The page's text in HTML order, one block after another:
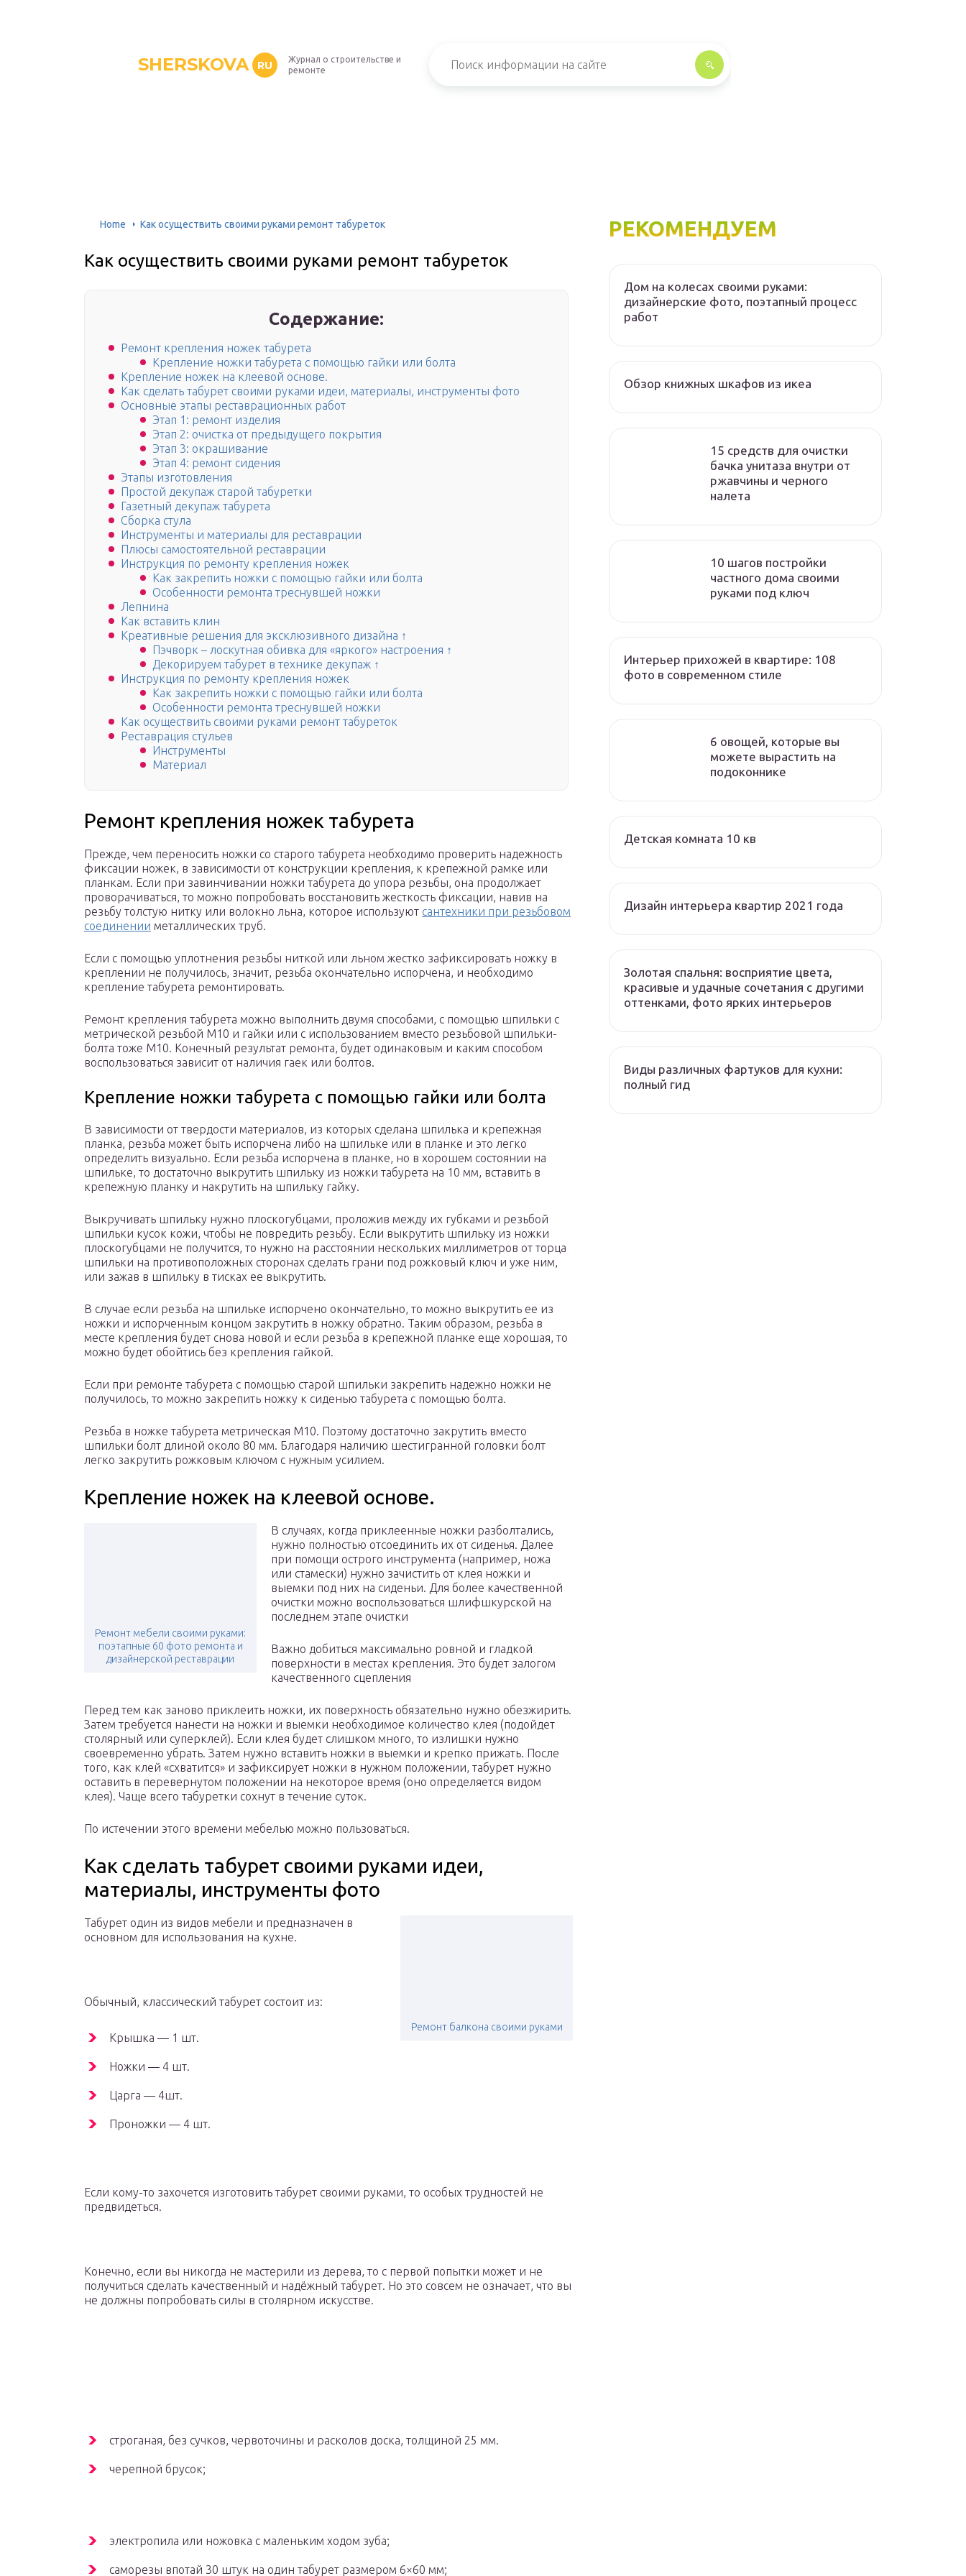
SHERSKOVA RU
Журнал о строительстве и
ремонте
Home Как осуществить своими руками ремонт табуреток
Как осуществить своими руками ремонт табуреток
Содержание:
Ремонт крепления ножек табурета
Крепление ножки табурета с помощью гайки или болта
Крепление ножек на клеевой основе.
Как сделать табурет своими руками идеи, материалы, инструменты фото
Основные этапы реставрационных работ
Этап 1: ремонт изделия
Этап 2: очистка от предыдущего покрытия
Этап 3: окрашивание
Этап 4: ремонт сидения
Этапы изготовления
Простой декупаж старой табуретки
Газетный декупаж табурета
Сборка стула
Инструменты и материалы для реставрации
Плюсы самостоятельной реставрации
Инструкция по ремонту крепления ножек
Как закрепить ножки с помощью гайки или болта
Особенности ремонта треснувшей ножки
Лепнина
Как вставить клин
Креативные решения для эксклюзивного дизайна ↑
Пэчворк – лоскутная обивка для «яркого» настроения ↑
Декорируем табурет в технике декупаж ↑
Инструкция по ремонту крепления ножек
Как закрепить ножки с помощью гайки или болта
Особенности ремонта треснувшей ножки
Как осуществить своими руками ремонт табуреток
Реставрация стульев
Инструменты
Материал
Ремонт крепления ножек табурета
Прежде, чем переносить ножки со старого табурета необходимо проверить надежность
фиксации ножек, в зависимости от конструкции крепления, к крепежной рамке или
планкам. Если при завинчивании ножки табурета до упора резьбы, она продолжает
проворачиваться, то можно попробовать восстановить жесткость фиксации, навив на
резьбу толстую нитку или волокно льна, которое используют сантехники при резьбовом
соединении металлических труб.
Если с помощью уплотнения резьбы ниткой или льном жестко зафиксировать ножку в
креплении не получилось, значит, резьба окончательно испорчена, и необходимо
крепление табурета ремонтировать.
Ремонт крепления табурета можно выполнить двумя способами, с помощью шпильки с
метрической резьбой М10 и гайки или с использованием вместо резьбовой шпильки-
болта тоже М10. Конечный результат ремонта, будет одинаковым и каким способом
воспользоваться зависит от наличия гаек или болтов.
Крепление ножки табурета с помощью гайки или болта
В зависимости от твердости материалов, из которых сделана шпилька и крепежная
планка, резьба может быть испорчена либо на шпильке или в планке и это легко
определить визуально. Если резьба испорчена в планке, но в хорошем состоянии на
шпильке, то достаточно выкрутить шпильку из ножки табурета на 10 мм, вставить в
крепежную планку и накрутить на шпильку гайку.
Выкручивать шпильку нужно плоскогубцами, проложив между их губками и резьбой
шпильки кусок кожи, чтобы не повредить резьбу. Если выкрутить шпильку из ножки
плоскогубцами не получится, то нужно на расстоянии нескольких миллиметров от торца
шпильки на противоположных сторонах сделать грани под рожковый ключ и уже ним,
или зажав в шпильку в тисках ее выкрутить.
В случае если резьба на шпильке испорчено окончательно, то можно выкрутить ее из
ножки и испорченным концом закрутить в ножку обратно. Таким образом, резьба в
месте крепления будет снова новой и если резьба в крепежной планке еще хорошая, то
можно будет обойтись без крепления гайкой.
Если при ремонте табурета с помощью старой шпильки закрепить надежно ножки не
получилось, то можно закрепить ножку к сиденью табурета с помощью болта.
Резьба в ножке табурета метрическая М10. Поэтому достаточно закрутить вместо
шпильки болт длиной около 80 мм. Благодаря наличию шестигранной головки болт
легко закрутить рожковым ключом с нужным усилием.
Крепление ножек на клеевой основе.
Ремонт мебели своими руками:
поэтапные 60 фото ремонта и
дизайнерской реставрации
В случаях, когда приклеенные ножки разболтались,
нужно полностью отсоединить их от сиденья. Далее
при помощи острого инструмента (например, ножа
или стамески) нужно зачистить от клея ножки и
выемки под них на сиденьи. Для более качественной
очистки можно воспользоваться шлифшкурской на
последнем этапе очистки
Важно добиться максимально ровной и гладкой
поверхности в местах крепления. Это будет залогом
качественного сцепления
Перед тем как заново приклеить ножки, их поверхность обязательно нужно обезжирить.
Затем требуется нанести на ножки и выемки необходимое количество клея (подойдет
столярный или суперклей). Если клея будет слишком много, то излишки нужно
своевременно убрать. Затем нужно вставить ножки в выемки и крепко прижать. После
того, как клей «схватится» и зафиксирует ножки в нужном положении, табурет нужно
оставить в перевернутом положении на некоторое время (оно определяется видом
клея). Чаще всего табуретки сохнут в течение суток.
По истечении этого времени мебелью можно пользоваться.
Как сделать табурет своими руками идеи,
материалы, инструменты фото
Ремонт балкона своими руками
Табурет один из видов мебели и предназначен в
основном для использования на кухне.
Обычный, классический табурет состоит из:
Крышка — 1 шт.
Ножки — 4 шт.
Царга — 4шт.
Проножки — 4 шт.
Если кому-то захочется изготовить табурет своими руками, то особых трудностей не
предвидеться.
Конечно, если вы никогда не мастерили из дерева, то с первой попытки может и не
получиться сделать качественный и надёжный табурет. Но это совсем не означает, что вы
не должны попробовать силы в столярном искусстве.
строганая, без сучков, червоточины и расколов доска, толщиной 25 мм.
черепной брусок;
электропила или ножовка с маленьким ходом зуба;
саморезы впотай 30 штук на один табурет размером 6×60 мм;
РЕКОМЕНДУЕМ
Дом на колесах своими руками:
дизайнерские фото, поэтапный процесс
работ
Обзор книжных шкафов из икеа
15 средств для очистки
бачка унитаза внутри от
ржавчины и черного
налета
10 шагов постройки
частного дома своими
руками под ключ
Интерьер прихожей в квартире: 108
фото в современном стиле
6 овощей, которые вы
можете вырастить на
подоконнике
Детская комната 10 кв
Дизайн интерьера квартир 2021 года
Золотая спальня: восприятие цвета,
красивые и удачные сочетания с другими
оттенками, фото ярких интерьеров
Виды различных фартуков для кухни:
полный гид